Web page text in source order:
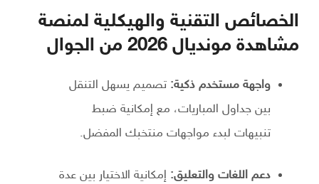
الخصائص التقنية والهيكلية لمنصة
مشاهدة مونديال 2026 من الجوال
واجهة مستخدم ذكية: تصميم يسهل التنقل
بين جداول المباريات، مع إمكانية ضبط
تنبيهات لبدء مواجهات منتخبك المفضل.
دعم اللغات والتعليق: إمكانية الاختيار بين عدة